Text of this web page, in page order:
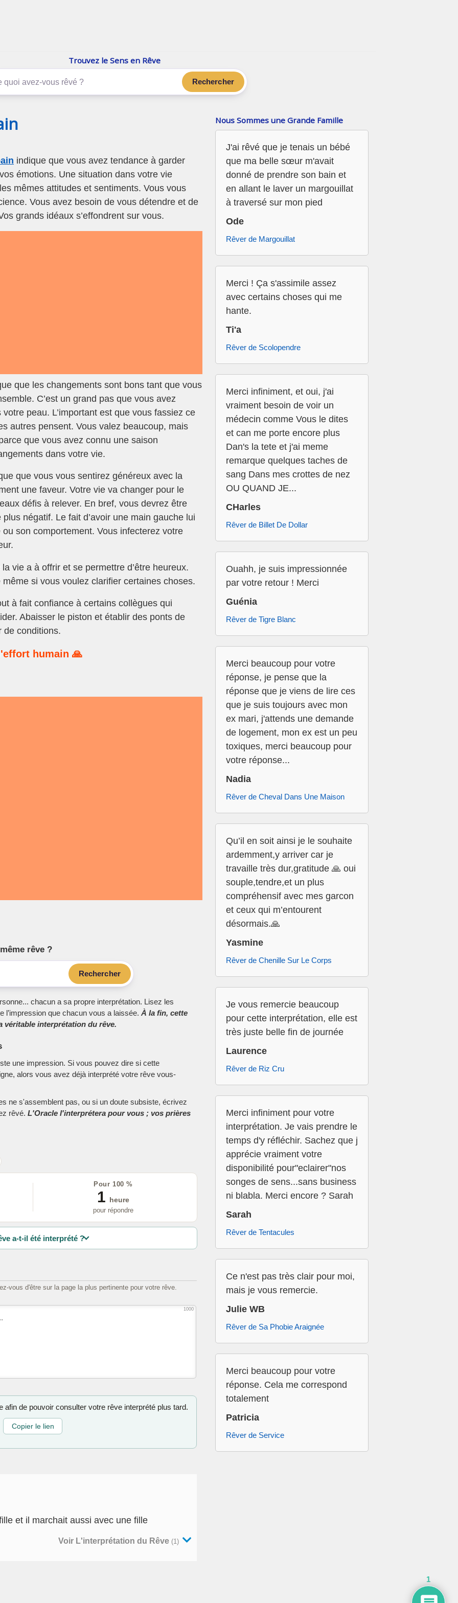
Trouvez le Sens en Rêve
Rechercher
indique que vous avez tendance à garder
émotions. Une situation dans votre vie
mêmes attitudes et sentiments. Vous vous
Vous avez besoin de vous détendre et de
grands idéaux s’effondrent sur vous.
que les changements sont bons tant que vous
C’est un grand pas que vous avez
peau. L’important est que vous fassiez ce
autres pensent. Vous valez beaucoup, mais
que vous avez connu une saison
dans votre vie.
que vous vous sentirez généreux avec la
une faveur. Votre vie va changer pour le
défis à relever. En bref, vous devrez être
négatif. Le fait d’avoir une main gauche lui
son comportement. Vous infecterez votre
vie a à offrir et se permettre d’être heureux.
si vous voulez clarifier certaines choses.
à fait confiance à certains collègues qui
Abaisser le piston et établir des ponts de
de conditions.
humain 🙏
rêve ?
Rechercher
chacun a sa propre interprétation. Lisez les
l’impression que chacun vous a laissée. À la fin, cette
véritable interprétation du rêve.
une impression. Si vous pouvez dire si cette
alors vous avez déjà interprété votre rêve vous-
ne s'assemblent pas, ou si un doute subsiste, écrivez
rêvé. L'Oracle l'interprétera pour vous ; vos prières
Pour 100 %
1
heure
pour répondre
a-t-il été interprété ?
vous d'être sur la page la plus pertinente pour votre rêve.
1000
afin de pouvoir consulter votre rêve interprété plus tard.
Copier le lien
et il marchait aussi avec une fille
Voir L'interprétation du Rêve (1)
Nous Sommes une Grande Famille
J'ai rêvé que je tenais un bébé
que ma belle sœur m'avait
donné de prendre son bain et
en allant le laver un margouillat
à traversé sur mon pied
Ode
Rêver de Margouillat
Merci ! Ça s'assimile assez
avec certains choses qui me
hante.
Ti'a
Rêver de Scolopendre
Merci infiniment, et oui, j'ai
vraiment besoin de voir un
médecin comme Vous le dites
et can me porte encore plus
Dan's la tete et j'ai meme
remarque quelques taches de
sang Dans mes crottes de nez
OU QUAND JE...
CHarles
Rêver de Billet De Dollar
Ouahh, je suis impressionnée
par votre retour ! Merci
Guénia
Rêver de Tigre Blanc
Merci beaucoup pour votre
réponse, je pense que la
réponse que je viens de lire ces
que je suis toujours avec mon
ex mari, j'attends une demande
de logement, mon ex est un peu
toxiques, merci beaucoup pour
votre réponse...
Nadia
Rêver de Cheval Dans Une Maison
Qu’il en soit ainsi je le souhaite
ardemment,y arriver car je
travaille très dur,gratitude 🙏 oui
souple,tendre,et un plus
compréhensif avec mes garcon
et ceux qui m’entourent
désormais.🙏
Yasmine
Rêver de Chenille Sur Le Corps
Je vous remercie beaucoup
pour cette interprétation, elle est
très juste belle fin de journée
Laurence
Rêver de Riz Cru
Merci infiniment pour votre
interprétation. Je vais prendre le
temps d'y réfléchir. Sachez que j
apprécie vraiment votre
disponibilité pour"eclairer"nos
songes de sens...sans business
ni blabla. Merci encore ? Sarah
Sarah
Rêver de Tentacules
Ce n'est pas très clair pour moi,
mais je vous remercie.
Julie WB
Rêver de Sa Phobie Araignée
Merci beaucoup pour votre
réponse. Cela me correspond
totalement
Patricia
Rêver de Service
1